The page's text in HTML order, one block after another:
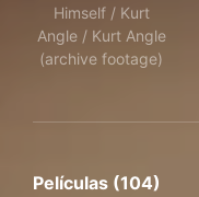
Himself / Kurt
Angle / Kurt Angle
(archive footage)
Películas (104)